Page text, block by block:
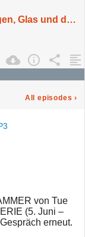
... mit Tue Greenfort über Algen, Glas und die Poetik des Organischen
All episodes ›
von Tue
(5. Juni –
erneut.